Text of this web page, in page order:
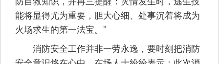
能将显得尤为重要，胆大心细、处事沉着将成为
火场求生的第一法宝。”
消防安全工作并非一劳永逸，要时刻把消防